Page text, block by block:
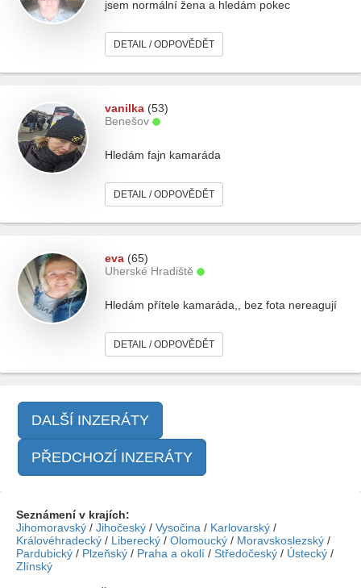
jsem normální žena a hledám pokec
DETAIL / ODPOVĚDĚT
vanilka (53)
Benešov
Hledám fajn kamaráda
DETAIL / ODPOVĚDĚT
eva (65)
Uherské Hradiště
Hledám přítele kamaráda,, bez fota nereagují
DETAIL / ODPOVĚDĚT
DALŠÍ INZERÁTY
PŘEDCHOZÍ INZERÁTY
Seznámení v krajích:
Jihomoravský / Jihočeský / Vysočina / Karlovarský /
Královéhradecký / Liberecký / Olomoucký / Moravskoslezský /
Pardubický / Plzeňský / Praha a okolí / Středočeský / Ústecký /
Zlínský